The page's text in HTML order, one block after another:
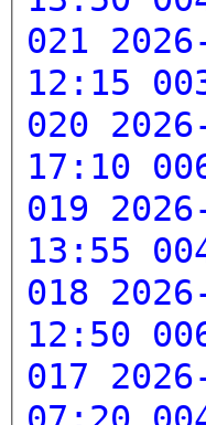
021
12:15
020
17:10
019
13:55
018
12:50
017